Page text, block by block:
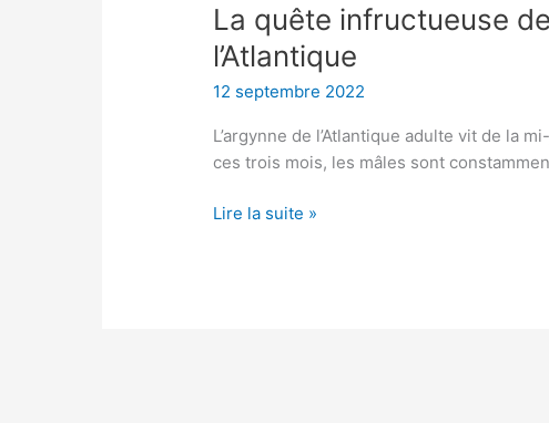
La quête infructueuse
l’Atlantique
12 septembre 2022
L’argynne de l’Atlantique adulte vit de la
ces trois mois, les mâles sont
Lire la suite »